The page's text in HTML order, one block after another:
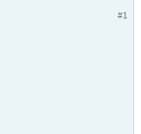
#1